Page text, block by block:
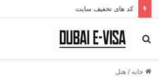
کد های تخفیف سایت
جستجو
خانه / هتل